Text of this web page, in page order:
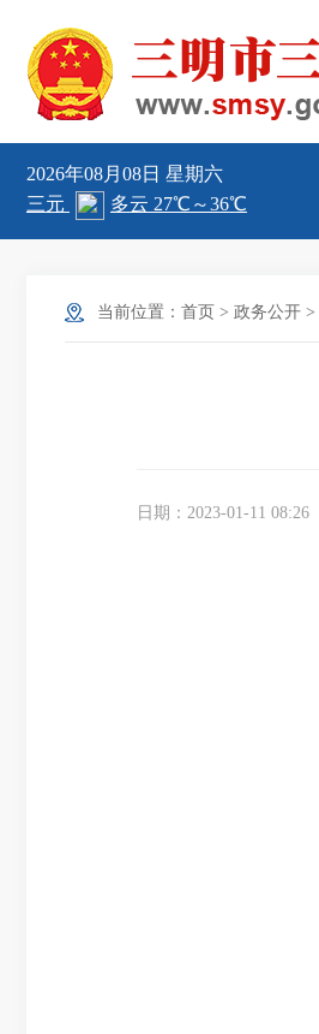
2026年08月08日 星期六
当前位置： 首页 > 政务公开 >
日期：2023-01-11 08:26